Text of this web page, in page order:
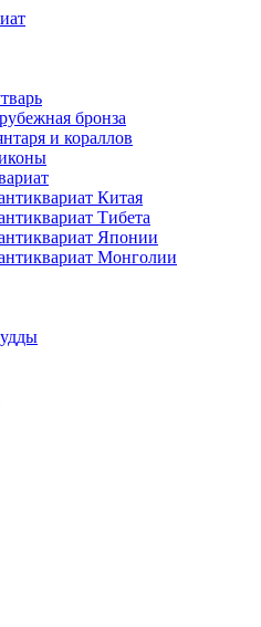
бронза
и кораллов
Китая
Тибета
Японии
Монголии